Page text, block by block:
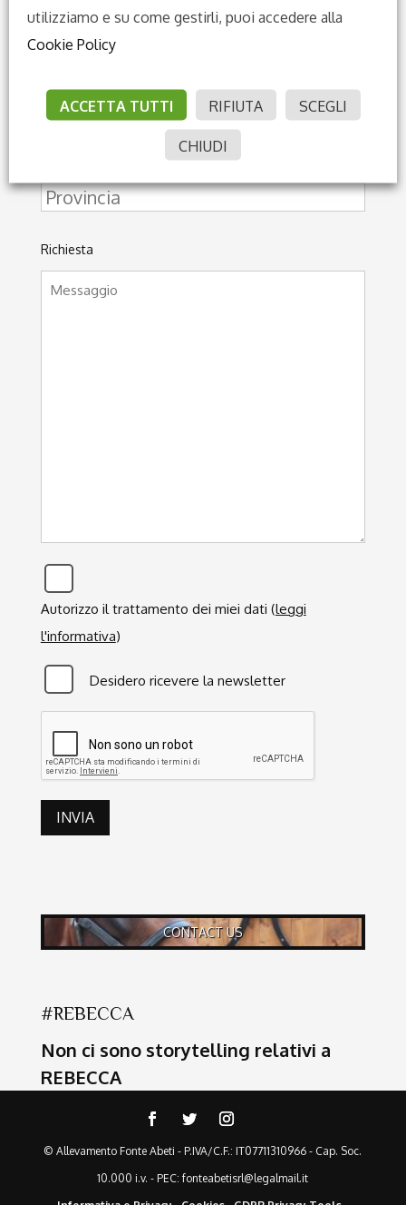
Richiesta
Autorizzo il trattamento dei miei dati (leggi
l'informativa)
NewsletterDesidero ricevere la newsletter
INVIA
CONTACT US
#REBECCA
Non ci sono storytelling relativi a
REBECCA
© Allevamento Fonte Abeti - P.IVA/C.F.: IT07711310966 - Cap. Soc.
10.000 i.v. - PEC: fonteabetisrl@legalmail.it
utilizziamo e su come gestirli, puoi accedere alla
Cookie Policy
ACCETTA TUTTI RIFIUTA SCEGLI
CHIUDI